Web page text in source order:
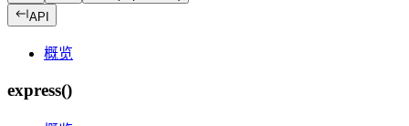
API
概览
express()